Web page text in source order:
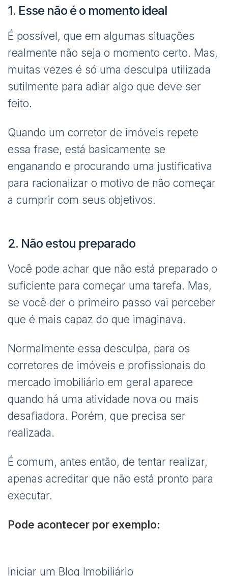
1. Esse não é o momento ideal
É possível, que em algumas situações
realmente não seja o momento certo. Mas,
muitas vezes é só uma desculpa utilizada
sutilmente para adiar algo que deve ser
feito.
Quando um corretor de imóveis repete
essa frase, está basicamente se
enganando e procurando uma justificativa
para racionalizar o motivo de não começar
a cumprir com seus objetivos.
2. Não estou preparado
Você pode achar que não está preparado o
suficiente para começar uma tarefa. Mas,
se você der o primeiro passo vai perceber
que é mais capaz do que imaginava.
Normalmente essa desculpa, para os
corretores de imóveis e profissionais do
mercado imobiliário em geral aparece
quando há uma atividade nova ou mais
desafiadora. Porém, que precisa ser
realizada.
É comum, antes então, de tentar realizar,
apenas acreditar que não está pronto para
executar.
Pode acontecer por exemplo:
Iniciar um Blog Imobiliário